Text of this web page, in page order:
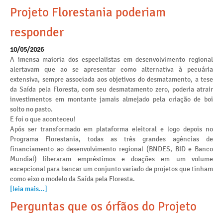
Projeto Florestania poderiam
responder
10/05/2026
A imensa maioria dos especialistas em desenvolvimento regional
alertavam que ao se apresentar como alternativa à pecuária
extensiva, sempre associada aos objetivos do desmatamento, a tese
da Saída pela Floresta, com seu desmatamento zero, poderia atrair
investimentos em montante jamais almejado pela criação de boi
solto no pasto.
E foi o que aconteceu!
Após ser transformado em plataforma eleitoral e logo depois no
Programa Florestania, todas as três grandes agências de
financiamento ao desenvolvimento regional (BNDES, BID e Banco
Mundial) liberaram empréstimos e doações em um volume
excepcional para bancar um conjunto variado de projetos que tinham
como eixo o modelo da Saída pela Floresta.
[leia mais...]
Perguntas que os órfãos do Projeto